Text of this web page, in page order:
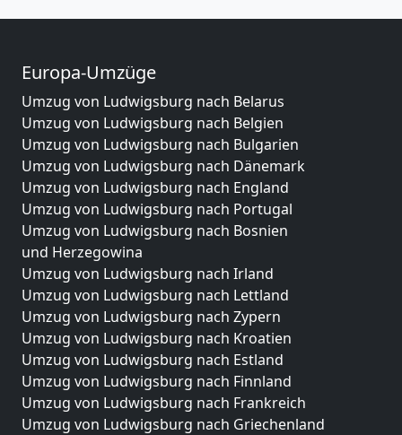
Europa-Umzüge
Umzug von Ludwigsburg nach Belarus
Umzug von Ludwigsburg nach Belgien
Umzug von Ludwigsburg nach Bulgarien
Umzug von Ludwigsburg nach Dänemark
Umzug von Ludwigsburg nach England
Umzug von Ludwigsburg nach Portugal
Umzug von Ludwigsburg nach Bosnien
und Herzegowina
Umzug von Ludwigsburg nach Irland
Umzug von Ludwigsburg nach Lettland
Umzug von Ludwigsburg nach Zypern
Umzug von Ludwigsburg nach Kroatien
Umzug von Ludwigsburg nach Estland
Umzug von Ludwigsburg nach Finnland
Umzug von Ludwigsburg nach Frankreich
Umzug von Ludwigsburg nach Griechenland